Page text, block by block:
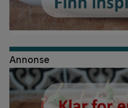
Annonse